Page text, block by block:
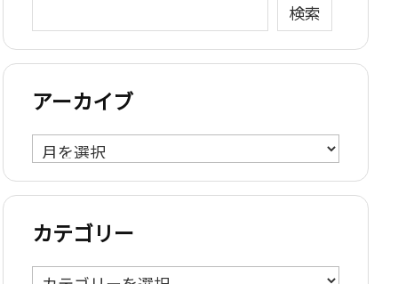
検索
アーカイブ
ア
ー
カ
ブ
カテゴリー
カ